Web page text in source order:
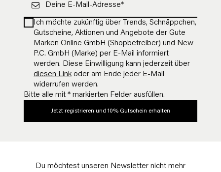
Ich möchte zukünftig über Trends, Schnäppchen,
Gutscheine, Aktionen und Angebote der Gute
Marken Online GmbH (Shopbetreiber) und New
P.C. GmbH (Marke) per E-Mail informiert
werden. Diese Einwilligung kann jederzeit über
diesen Linkoder am Ende jeder E-Mail
widerrufen werden.
Bitte alle mit * markierten Felder ausfüllen.
Jetzt registrieren und 10% Gutschein erhalten
Du möchtest unseren Newsletter nicht mehr